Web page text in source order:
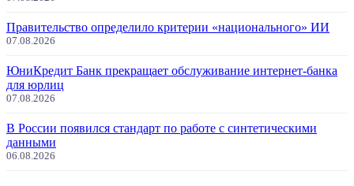
Правительство определило критерии «национального» ИИ
07.08.2026
ЮниКредит Банк прекращает обслуживание интернет-банка
для юрлиц
07.08.2026
В России появился стандарт по работе с синтетическими
данными
06.08.2026